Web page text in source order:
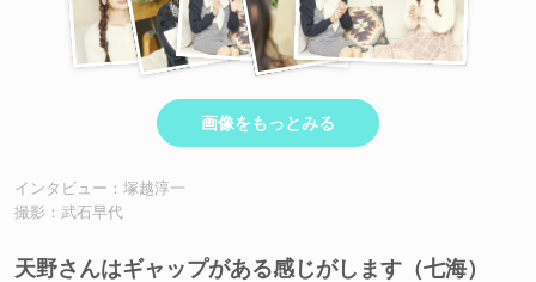
画像をもっとみる
インタビュー：塚越淳一
撮影：武石早代
天野さんはギャップがある感じがします（七海）